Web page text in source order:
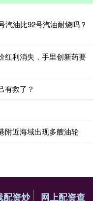
汽油比92号汽油耐烧吗？
红利消失，手里创新药要
有救了？
附近海域出现多艘油轮
配资炒 网上配资查